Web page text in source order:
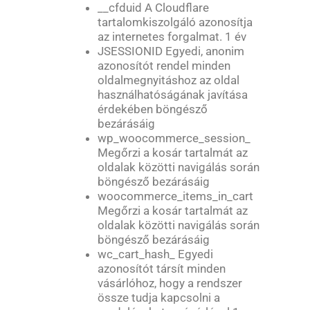
__cfduid A Cloudflare
tartalomkiszolgáló azonosítja
az internetes forgalmat. 1 év
JSESSIONID Egyedi, anonim
azonosítót rendel minden
oldalmegnyitáshoz az oldal
használhatóságának javítása
érdekében böngésző
bezárásáig
wp_woocommerce_session_
Megőrzi a kosár tartalmát az
oldalak közötti navigálás során
böngésző bezárásáig
woocommerce_items_in_cart
Megőrzi a kosár tartalmát az
oldalak közötti navigálás során
böngésző bezárásáig
wc_cart_hash_ Egyedi
azonosítót társít minden
vásárlóhoz, hogy a rendszer
össze tudja kapcsolni a